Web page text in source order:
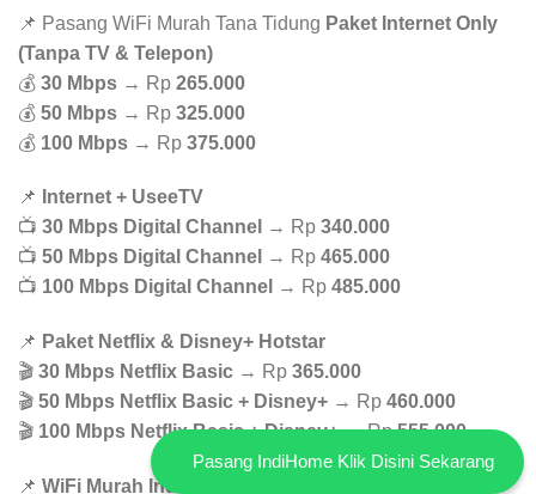
📌 Pasang WiFi Murah Tana Tidung Paket Internet Only
(Tanpa TV & Telepon)
💰 30 Mbps → Rp 265.000
💰 50 Mbps → Rp 325.000
💰 100 Mbps → Rp 375.000
📌
Internet + UseeTV
📺 30 Mbps Digital Channel → Rp 340.000
📺 50 Mbps Digital Channel → Rp 465.000
📺 100 Mbps Digital Channel → Rp 485.000
📌 Paket Netflix & Disney+ Hotstar
🎬 30 Mbps Netflix Basic → Rp 365.000
🎬 50 Mbps Netflix Basic + Disney+ → Rp 460.000
🎬 100 Mbps Netflix Basic + Disney+→ Rp555.000
📌 WiFi Murah IndiHome – Paket Paling Hemat!
Pasang IndiHome Klik Disini Sekarang